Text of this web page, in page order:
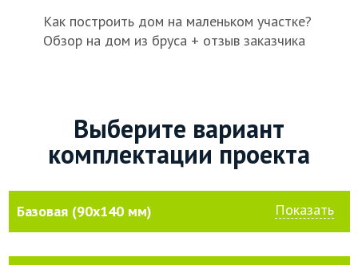
Как построить дом на маленьком участке?
Обзор на дом из бруса + отзыв заказчика
Выберите вариант
комплектации проекта
Базовая (90х140 мм) Показать